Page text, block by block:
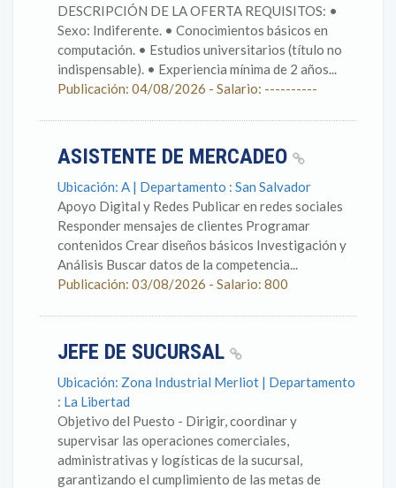
DESCRIPCIÓN DE LA OFERTA REQUISITOS: •
Sexo: Indiferente. • Conocimientos básicos en
computación. • Estudios universitarios (título no
indispensable). • Experiencia mínima de 2 años...
Publicación: 04/08/2026 - Salario: ----------
ASISTENTE DE MERCADEO
Ubicación: A | Departamento : San Salvador
Apoyo Digital y Redes Publicar en redes sociales
Responder mensajes de clientes Programar
contenidos Crear diseños básicos Investigación y
Análisis Buscar datos de la competencia...
Publicación: 03/08/2026 - Salario: 800
JEFE DE SUCURSAL
Ubicación: Zona Industrial Merliot | Departamento
: La Libertad
Objetivo del Puesto - Dirigir, coordinar y
supervisar las operaciones comerciales,
administrativas y logísticas de la sucursal,
garantizando el cumplimiento de las metas de